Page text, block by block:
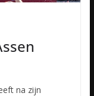
na zijn